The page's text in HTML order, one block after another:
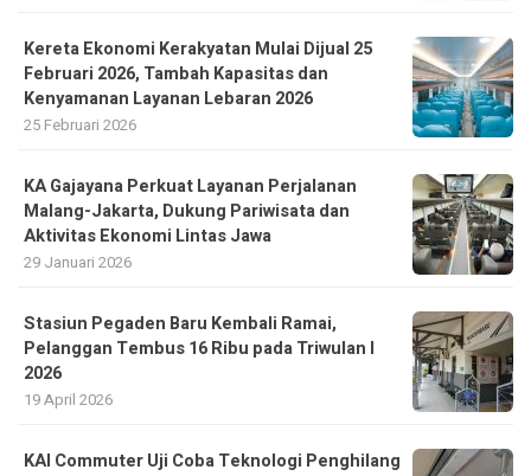
Kereta Ekonomi Kerakyatan Mulai Dijual 25
Februari 2026, Tambah Kapasitas dan
Kenyamanan Layanan Lebaran 2026
25 Februari 2026
KA Gajayana Perkuat Layanan Perjalanan
Malang-Jakarta, Dukung Pariwisata dan
Aktivitas Ekonomi Lintas Jawa
29 Januari 2026
Stasiun Pegaden Baru Kembali Ramai,
Pelanggan Tembus 16 Ribu pada Triwulan I
2026
19 April 2026
KAI Commuter Uji Coba Teknologi Penghilang